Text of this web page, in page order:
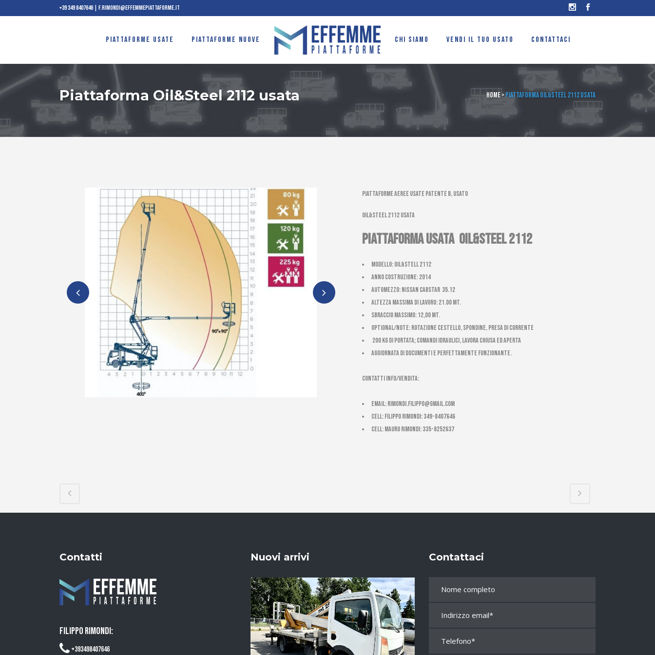
+39 349 8407646| f.rimondi@effemmepiattaforme.it
PIATTAFORME USATE PIATTAFORME NUOVE CHI SIAMO VENDI IL TUO USATO CONTATTACI
Piattaforma Oil&Steel 2112 usata Home>Piattaforma Oil&Steel 2112 usata
Piattaforme aeree usate patente B, Usato
Oil&Steel 2112 usata
PIATTAFORMA USATA OIL&STEEL 2112
Modello: Oil&Stell 2112
Anno costruzione: 2014
Automezzo: Nissan Cabstar 35.12
Altezza massima di Lavoro: 21.00 mt.
Sbraccio massimo: 12,00 mt.
Optional/Note: ROTAZIONE CESTELLO, SPONDINE, PRESA DI CORRENTE
200 kg di portata; COMANDI IDRAULICI, LAVORA CHIUSA ED APERTA
AGGIORNATA DI DOCUMENTI E PERFETTAMENTE FUNZIONANTE.
CONTATTI INFO/VENDITA:
email:rimondi.filippo@gmail.com
cell: Filippo Rimondi: 349-8407646
cell: Mauro Rimondi: 335-8252637
Contatti
FILIPPO RIMONDI:
+393498407646
Nuovi arrivi Contattaci